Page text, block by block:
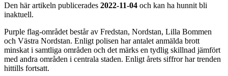
Den här artikeln publicerades 2022-11-04 och kan ha hunnit bli
inaktuell.
Purple flag-området består av Fredstan, Nordstan, Lilla Bommen
och Västra Nordstan. Enligt polisen har antalet anmälda brott
minskat i samtliga områden och det märks en tydlig skillnad jämfört
med andra områden i centrala staden. Enligt årets siffror har trenden
hittills fortsatt.